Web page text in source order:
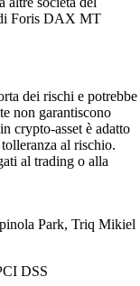
Foris DAX MT
dei rischi e potrebbe
non garantiscono
crypto-asset è adatto
al rischio.
al trading o alla
Park, Triq Mikiel